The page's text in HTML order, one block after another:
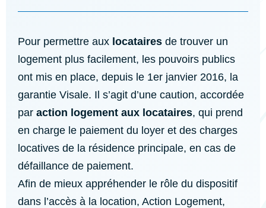
Pour permettre aux locataires de trouver un
logement plus facilement, les pouvoirs publics
ont mis en place, depuis le 1er janvier 2016, la
garantie Visale. Il s’agit d’une caution, accordée
par action logement aux locataires, qui prend
en charge le paiement du loyer et des charges
locatives de la résidence principale, en cas de
défaillance de paiement.
Afin de mieux appréhender le rôle du dispositif
dans l’accès à la location, Action Logement,